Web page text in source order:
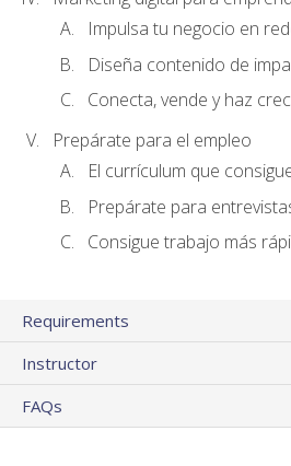
Impulsa tu negocio en
Diseña contenido de
Conecta, vende y haz
Prepárate para el empleo
El currículum que
Prepárate para
Consigue trabajo más
Requirements
Instructor
FAQs